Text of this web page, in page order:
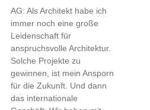
AG: Als Architekt habe ich
immer noch eine große
Leidenschaft für
anspruchsvolle Architektur.
Solche Projekte zu
gewinnen, ist mein Ansporn
für die Zukunft. Und dann
das internationale